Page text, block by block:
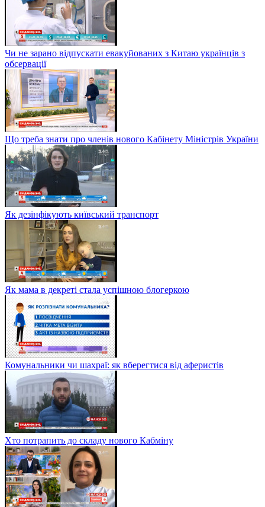
Чи не зарано відпускати евакуйованих з Китаю українців з
обсервації
Що треба знати про членів нового Кабінету Міністрів України
Як дезінфікують київський транспорт
Як мама в декреті стала успішною блогеркою
Комунальники чи шахраї: як вберегтися від аферистів
Хто потрапить до складу нового Кабміну